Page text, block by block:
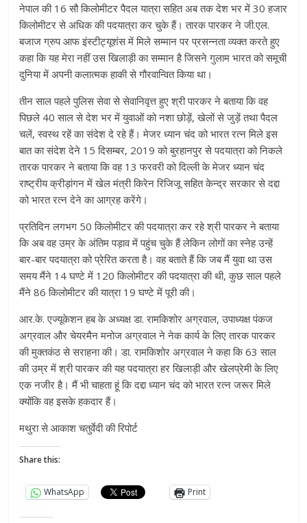
नेपाल की 16 सौ किलोमीटर पैदल यात्रा सहित अब तक देश भर में 30 हजार
किलोमीटर से अधिक की पदयात्रा कर चुके हैं। तारक पारकर ने जी.एल.
बजाज ग्रुप आफ इंस्टीट्यूशंस में मिले सम्मान पर प्रसन्नता व्यक्त करते हुए
कहा कि यह मेरा नहीं उस खिलाड़ी का सम्मान है जिसने गुलाम भारत को समूची
दुनिया में अपनी कलात्मक हाकी से गौरवान्वित किया था।
तीन साल पहले पुलिस सेवा से सेवानिवृत्त हुए श्री पारकर ने बताया कि वह
पिछले 40 साल से देश भर में युवाओं को नशा छोड़ें, खेलों से जुड़ें तथा पैदल
चलें, स्वस्थ रहें का संदेश दे रहे हैं। मेजर ध्यान चंद को भारत रत्न मिले इस
बात का संदेश देने 15 दिसम्बर, 2019 को बुरहानपुर से पदयात्रा को निकले
तारक पारकर ने बताया कि वह 13 फरवरी को दिल्ली के मेजर ध्यान चंद
राष्ट्रीय क्रीड़ांगन में खेल मंत्री किरेन रिजिजू सहित केन्द्र सरकार से दद्दा
को भारत रत्न देने का आग्रह करेंगे।
प्रतिदिन लगभग 50 किलोमीटर की पदयात्रा कर रहे श्री पारकर ने बताया
कि अब वह उम्र के अंतिम पड़ाव में पहुंच चुके हैं लेकिन लोगों का स्नेह उन्हें
बार-बार पदयात्रा को प्रेरित करता है। वह बताते हैं कि जब मैं युवा था उस
समय मैंने 14 घण्टे में 120 किलोमीटर की पदयात्रा की थी, कुछ साल पहले
मैंने 86 किलोमीटर की यात्रा 19 घण्टे में पूरी की।
आर.के. एज्यूकेशन हब के अध्यक्ष डा. रामकिशोर अग्रवाल, उपाध्यक्ष पंकज
अग्रवाल और चेयरमैन मनोज अग्रवाल ने नेक कार्य के लिए तारक पारकर
की मुक्तकंठ से सराहना की। डा. रामकिशोर अग्रवाल ने कहा कि 63 साल
की उम्र में श्री पारकर की यह पदयात्रा हर खिलाड़ी और खेलप्रेमी के लिए
एक नजीर है। मैं भी चाहता हूं कि दद्दा ध्यान चंद को भारत रत्न जरूर मिले
क्योंकि वह इसके हकदार हैं।
मथुरा से आकाश चतुर्वेदी की रिपोर्ट
Share this:
WhatsApp Print